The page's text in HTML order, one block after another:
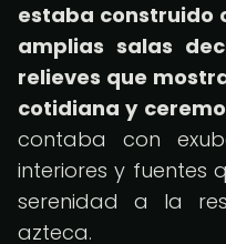
estaba construido
amplias salas
relieves que
cotidiana y
contaba con
interiores y fuentes
serenidad a la
azteca.